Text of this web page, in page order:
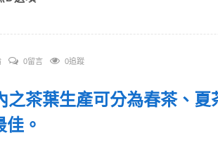
0留言 0追蹤
之茶葉生產可分為春茶、
佳。